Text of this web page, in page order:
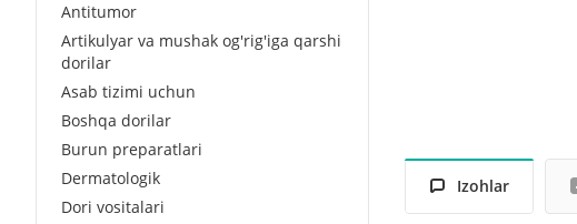
Izohlar
Antitumor
Artikulyar va mushak og'rig'iga qarshi
dorilar
Asab tizimi uchun
Boshqa dorilar
Burun preparatlari
Dermatologik
Dori vositalari